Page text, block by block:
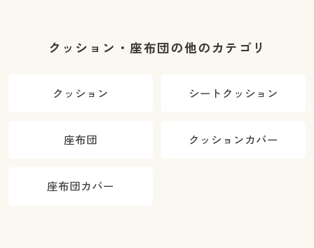
クッション・座布団の他のカテゴリ
クッション シートクッション
座布団 クッションカバー
座布団カバー